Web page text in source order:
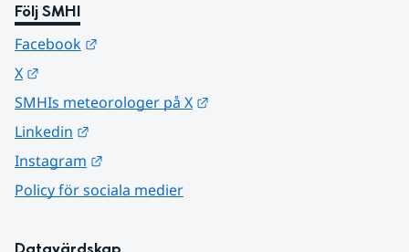
Följ SMHI
Facebook
X
SMHIs meteorologer på X
Linkedin
Instagram
Policy för sociala medier